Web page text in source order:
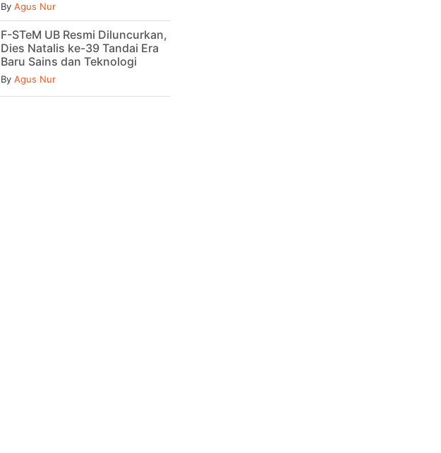
By Agus Nur
F-STeM UB Resmi Diluncurkan,
Dies Natalis ke-39 Tandai Era
Baru Sains dan Teknologi
By Agus Nur